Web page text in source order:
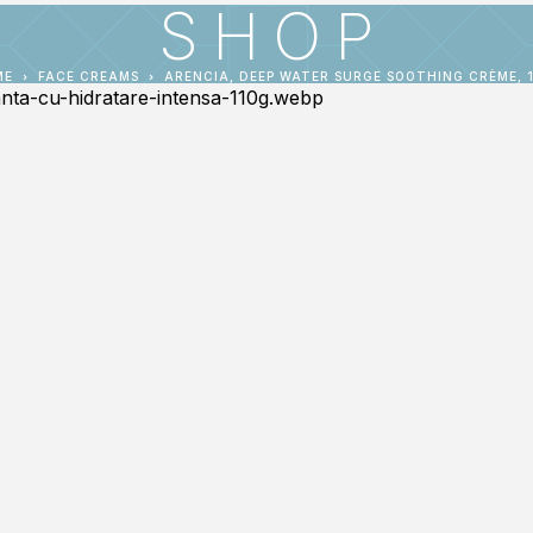
SHOP
FACE CREAMS ARENCIA, DEEP WATER SURGE SOOTHING CRÈME,